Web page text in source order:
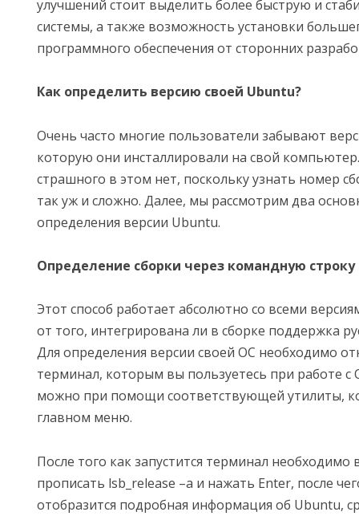
улучшений стоит выделить более быструю и
системы, а также возможность установки
программного обеспечения от сторонних
Как определить версию своей Ubuntu?
Очень часто многие пользователи забывают
которую они инсталлировали на свой
страшного в этом нет, поскольку узнать номер
так уж и сложно. Далее, мы рассмотрим два
определения версии Ubuntu.
Определение сборки через командную строку
Этот способ работает абсолютно со всеми
от того, интегрирована ли в сборке поддержка
Для определения версии своей ОС необходимо
терминал, которым вы пользуетесь при работе с
можно при помощи соответствующей утилиты,
главном меню.
После того как запустится терминал
прописать lsb_release –a и нажать Enter, после
отобразится подробная информация об Ubuntu,